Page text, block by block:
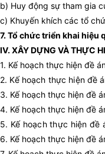
b) Huy động sự tham gia
c) Khuyến khích các tổ
7. Tổ chức triển khai hiệu
IV. XÂY DỰNG VÀ THỰC
1. Kế hoạch thực hiện đề
2. Kế hoạch thực hiện đề
3. Kế hoạch thực hiện đề
4. Kế hoạch thực hiện đề
5. Kế hoạch thực hiện đề
6. Kế hoạch thực hiện đề